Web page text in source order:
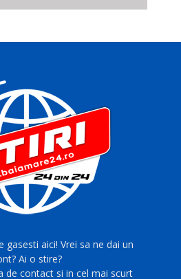
gasesti aici! Vrei sa ne dai un
Ai o stire?
de contact si in cel mai scurt